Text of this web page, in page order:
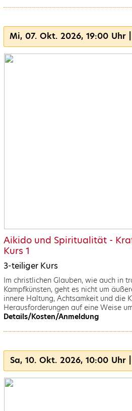
Mi, 07. Okt. 2026, 19:00 Uhr |
Aikido und Spiritualität -
Kurs 1
3-teiliger Kurs
Im christlichen Glauben, wie auch in
Kampfkünsten, geht es nicht um
innere Haltung, Achtsamkeit und die
Herausforderungen auf eine Weise
Details/Kosten/Anmeldung
Sa, 10. Okt. 2026, 10:00 Uhr |